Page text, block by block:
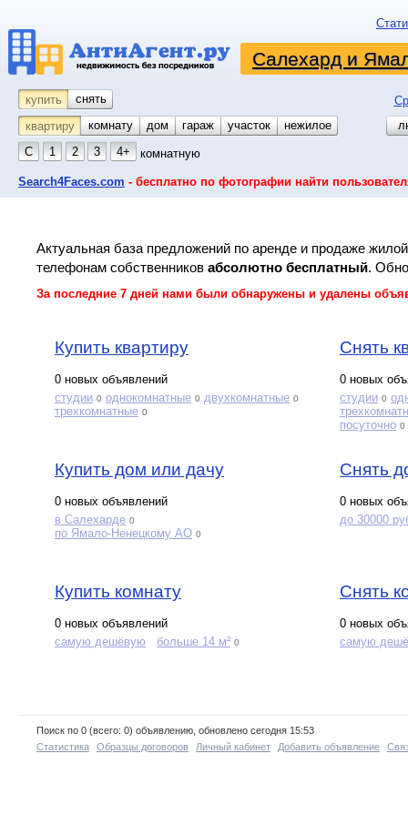
Салехард и
купить снять
квартиру
комнату койко-место
дом гараж участок
нежилое
С
1 2 3 4+ комнатную
Search4Faces.com - бесплатно по фотографии найти
Актуальная база предложений по аренде и продаже
телефонам собственников абсолютно бесплатный.
За последние 7 дней нами были обнаружены и удалены
Купить квартиру
0 новых объявлений
студии 0 однокомнатные 0 двухкомнатные 0
трехкомнатные 0
Снять
0 новых
студии 0
посуточно 0
Купить дом или дачу
0 новых объявлений
в Салехарде 0
по Ямало-Ненецкому АО 0
Снять
0 новых
до 30000
Купить комнату
0 новых объявлений
самую дешёвую
больше 14 м² 0
Снять
0 новых
самую
Поиск по 0 (всего: 0) объявлению, обновлено сегодня 15:53
Статистика
Образцы договоров Личный кабинет Добавить объявление